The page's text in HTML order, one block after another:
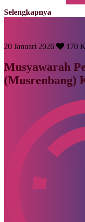
Selengkapnya
20 Januari 2026 170
Musyawarah
(Musrenbang)